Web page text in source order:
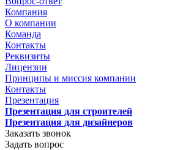
Компания
О компании
Команда
Контакты
Реквизиты
Лицензии
Принципы и миссия компании
Контакты
Презентация
Презентация для строителей
Презентация для дизайнеров
Заказать звонок
Задать вопрос